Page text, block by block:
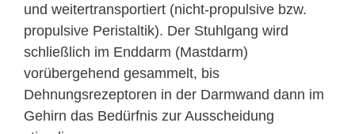
und weitertransportiert (nicht-propulsive bzw.
propulsive Peristaltik). Der Stuhlgang wird
schließlich im Enddarm (Mastdarm)
vorübergehend gesammelt, bis
Dehnungsrezeptoren in der Darmwand dann im
Gehirn das Bedürfnis zur Ausscheidung